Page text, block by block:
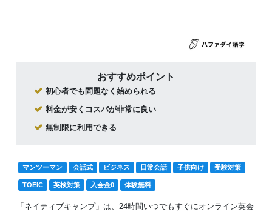
おすすめポイント
初心者でも問題なく始められる
料金が安くコスパが非常に良い
無制限に利用できる
マンツーマン 会話式 ビジネス 日常会話 子供向け 受験対策
TOEIC 英検対策 入会金0 体験無料
「ネイティブキャンプ」は、24時間いつでもすぐにオンライン英会